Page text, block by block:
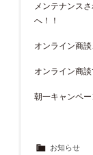
メンテナンス
へ！！
オンライン商
オンライン商
朝一キャンペー
お知らせ